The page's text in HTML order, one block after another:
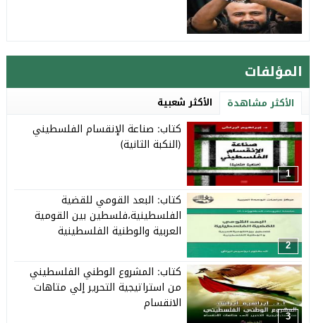
المؤلفات
الأكثر مشاهدة الأكثر شعبية
1
كتاب: صناعة الإنقسام الفلسطيني
(النكبة الثانية)
2
كتاب: البعد القومي للقضية
الفلسطينية،فلسطين بين القومية
العربية والوطنية الفلسطينية
3
كتاب: المشروع الوطني الفلسطيني
من استراتيجية التحرير إلي متاهات
الانقسام